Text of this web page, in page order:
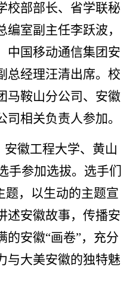
校部部长、省学联秘
室副主任李跃波，
中国移动通信集团安
总经理汪清出席。校
马鞍山分公司、安徽
相关负责人参加。
徽工程大学、黄山
手参加选拔。选手们
题，以生动的主题宣
述安徽故事，传播安
的安徽“画卷”，充分
与大美安徽的独特魅